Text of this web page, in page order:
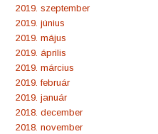
2019. szeptember
2019. június
2019. május
2019. április
2019. március
2019. február
2019. január
2018. december
2018. november